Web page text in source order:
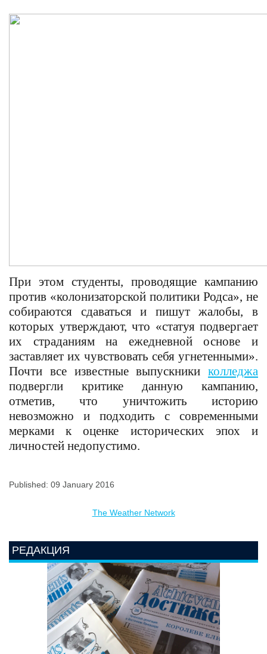
При этом студенты, проводящие кампанию
против «колонизаторской политики Родса», не
собираются сдаваться и пишут жалобы, в
которых утверждают, что «статуя подвергает
их страданиям на ежедневной основе и
заставляет их чувствовать себя угнетенными».
Почти все известные выпускники колледжа
подвергли критике данную кампанию,
отметив, что уничтожить историю
невозможно и подходить с современными
мерками к оценке исторических эпох и
личностей недопустимо.
Published: 09 January 2016
The Weather Network
РЕДАКЦИЯ